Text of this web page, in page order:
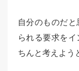
自分のものだ
られる要求を
ちんと考えよう